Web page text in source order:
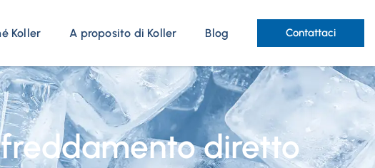
Koller A proposito di Koller Blog Contattaci
diretto